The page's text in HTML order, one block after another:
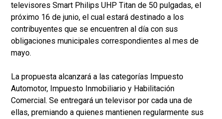
televisores Smart Philips UHP Titan de 50 pulgadas, el
próximo 16 de junio, el cual estará destinado a los
contribuyentes que se encuentren al día con sus
obligaciones municipales correspondientes al mes de
mayo.
La propuesta alcanzará a las categorías Impuesto
Automotor, Impuesto Inmobiliario y Habilitación
Comercial. Se entregará un televisor por cada una de
ellas, premiando a quienes mantienen regularmente sus